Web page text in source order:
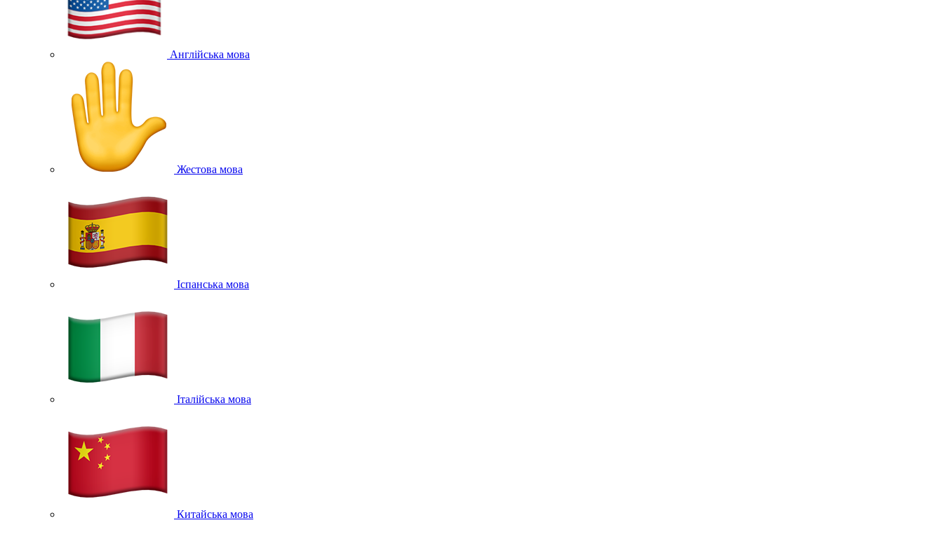
Англійська мова
Жестова мова
Іспанська мова
Італійська мова
Китайська мова